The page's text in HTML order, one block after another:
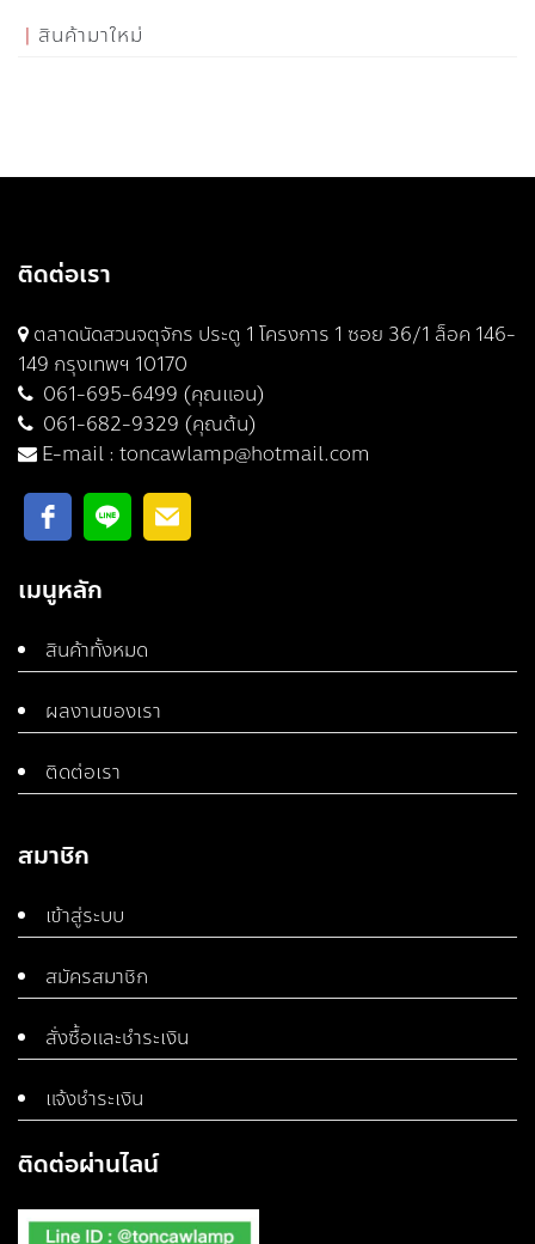
สินค้ามาใหม่
ติดต่อเรา
ตลาดนัดสวนจตุจักร ประตู 1 โครงการ 1 ซอย 36/1 ล็อค 146-
149 กรุงเทพฯ 10170
061-695-6499 (คุณแอน)
061-682-9329 (คุณต้น)
E-mail : toncawlamp@hotmail.com
เมนูหลัก
สินค้าทั้งหมด
ผลงานของเรา
ติดต่อเรา
สมาชิก
เข้าสู่ระบบ
สมัครสมาชิก
สั่งซื้อและชำระเงิน
แจ้งชำระเงิน
ติดต่อผ่านไลน์